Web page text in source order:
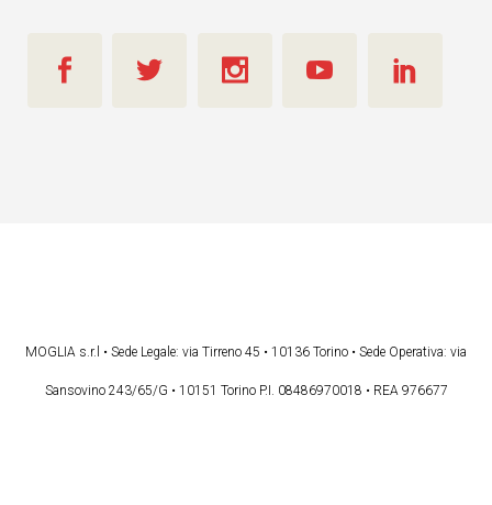
MOGLIA s.r.l • Sede Legale: via Tirreno 45 • 10136 Torino • Sede Operativa: via
Sansovino 243/65/G • 10151 Torino P.I. 08486970018 • REA 976677